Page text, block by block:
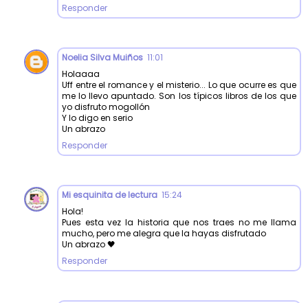
Responder
Noelia Silva Muiños 11:01
Holaaaa
Uff entre el romance y el misterio... Lo que ocurre es que
me lo llevo apuntado. Son los típicos libros de los que
yo disfruto mogollón
Y lo digo en serio
Un abrazo
Responder
Mi esquinita de lectura 15:24
Hola!
Pues esta vez la historia que nos traes no me llama
mucho, pero me alegra que la hayas disfrutado
Un abrazo 🖤
Responder